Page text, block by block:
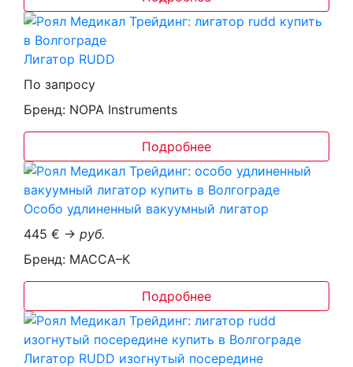
Лигатор RUDD
По запросу
Бренд: NOPA Instruments
Подробнее
Особо удлиненный вакуумный лигатор
445 € → руб.
Бренд: МАССА–К
Подробнее
Лигатор RUDD изогнутый посередине